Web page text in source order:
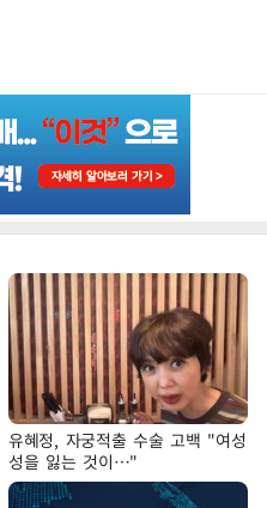
유혜정, 자궁적출 수술 고백 "여성
성을 잃는 것이…"